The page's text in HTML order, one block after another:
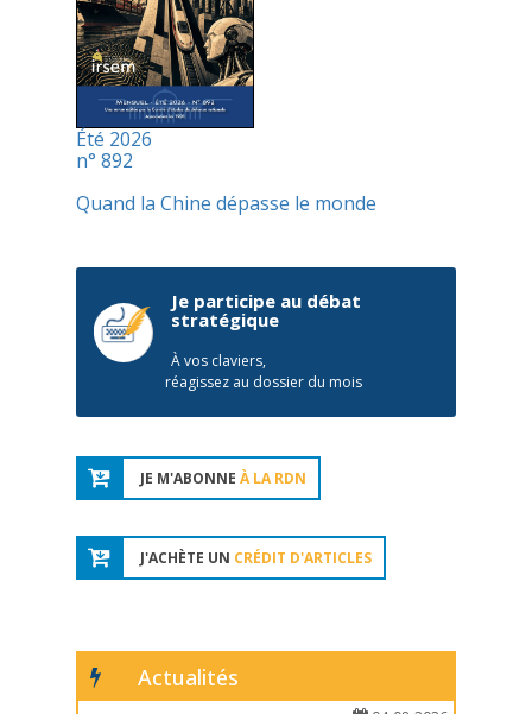
Été 2026
n° 892
Quand la Chine dépasse le monde
Je participe au débat
stratégique
À vos claviers,
réagissez au dossier du mois
JE M'ABONNE À LA RDN
J'ACHÈTE UN CRÉDIT D'ARTICLES
Actualités